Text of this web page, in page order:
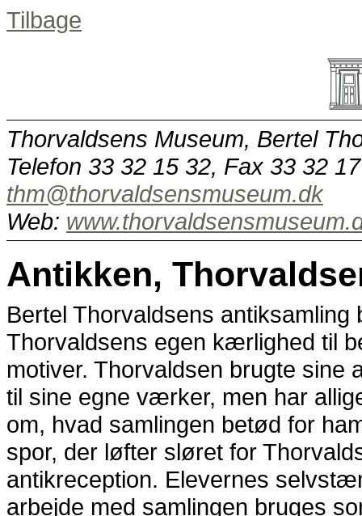
Tilbage
Thorvaldsens Museum, Bertel
Telefon 33 32 15 32, Fax 33 32
thm@thorvaldsensmuseum.dk
Web:
Antikken,
Bertel Thorvaldsens
Thorvaldsens egen kærlighed til
motiver. Thorvaldsen brugte sine
til sine egne værker, men har
om, hvad samlingen betød for
spor, der løfter sløret for
antikreception. Elevernes
arbejde med samlingen bruges